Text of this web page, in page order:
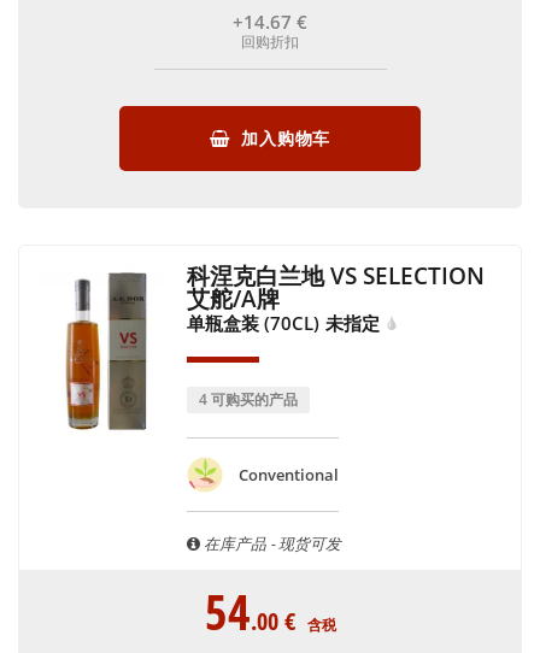
+14.67 €
回购折扣
加入购物车
科涅克白兰地 VS SELECTION
艾舵/A牌
单瓶盒装 (70CL) 未指定
4 可购买的产品
Conventional
在库产品 - 现货可发
54.00€ 含税